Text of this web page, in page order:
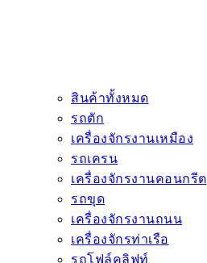
สินค้าทั้งหมด
รถตัก
เครื่องจักรงานเหมือง
รถเครน
เครื่องจักรงานคอนกรีต
รถขุด
เครื่องจักรงานถนน
เครื่องจักรท่าเรือ
รถโฟล์คลิฟท์